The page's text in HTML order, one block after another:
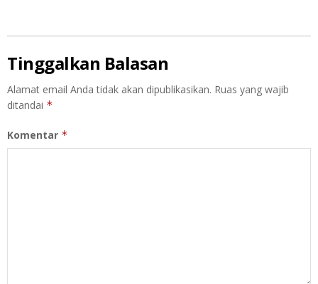
Tinggalkan Balasan
Alamat email Anda tidak akan dipublikasikan. Ruas yang wajib
ditandai *
Komentar *